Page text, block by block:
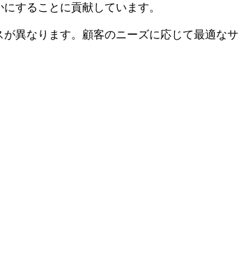
することに貢献しています。
異なります。顧客のニーズに応じて最適なサ